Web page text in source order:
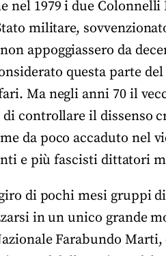
nel 1979 i due
militare,
appoggiassero da
questa parte
Ma negli anni 70 il
controllare il dissenso
da poco accaduto nel
e più fascisti dittatori
di pochi mesi gruppi
in un unico grande
Farabundo